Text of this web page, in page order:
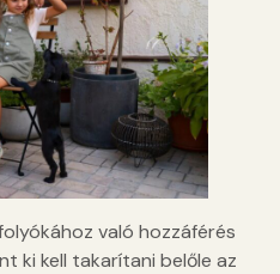
való hozzáférés
ki kell takarítani belőle az